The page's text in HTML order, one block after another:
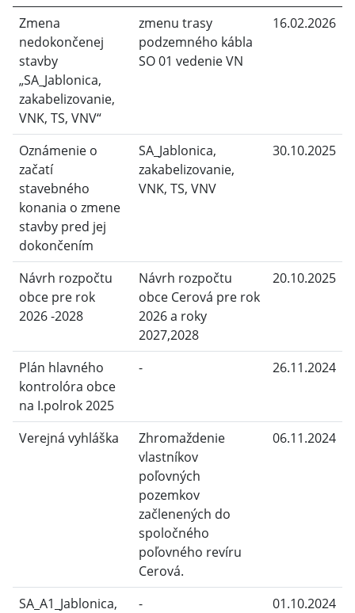
Zmena
nedokončenej
stavby
„SA_Jablonica,
zakabelizovanie,
VNK, TS, VNV“
zmenu trasy
podzemného kábla
SO 01 vedenie VN
16.02.2026
Oznámenie o
začatí
stavebného
konania o zmene
stavby pred jej
dokončením
SA_Jablonica,
zakabelizovanie,
VNK, TS, VNV
30.10.2025
Návrh rozpočtu
obce pre rok
2026 -2028
Návrh rozpočtu
obce Cerová pre rok
2026 a roky
2027,2028
20.10.2025
Plán hlavného
kontrolóra obce
na I.polrok 2025
- 26.11.2024
Verejná vyhláška
Zhromaždenie
vlastníkov
poľovných
pozemkov
začlenených do
spoločného
poľovného revíru
Cerová.
06.11.2024
SA_A1_Jablonica, - 01.10.2024